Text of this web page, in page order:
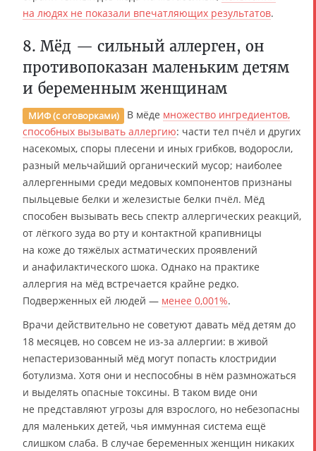
на людях не показали впечатляющих результатов.
8. Мёд — сильный аллерген, он
противопоказан маленьким детям
и беременным женщинам
МИФ (с оговорками) В мёде множество ингредиентов,
способных вызывать аллергию: части тел пчёл и других
насекомых, споры плесени и иных грибков, водоросли,
разный мельчайший органический мусор; наиболее
аллергенными среди медовых компонентов признаны
пыльцевые белки и железистые белки пчёл. Мёд
способен вызывать весь спектр аллергических реакций,
от лёгкого зуда во рту и контактной крапивницы
на коже до тяжёлых астматических проявлений
и анафилактического шока. Однако на практике
аллергия на мёд встречается крайне редко.
Подверженных ей людей — менее 0,001%.
Врачи действительно не советуют давать мёд детям до
18 месяцев, но совсем не из-за аллергии: в живой
непастеризованный мёд могут попасть клостридии
ботулизма. Хотя они и неспособны в нём размножаться
и выделять опасные токсины. В таком виде они
не представляют угрозы для взрослого, но небезопасны
для маленьких детей, чья иммунная система ещё
слишком слаба. В случае беременных женщин никаких